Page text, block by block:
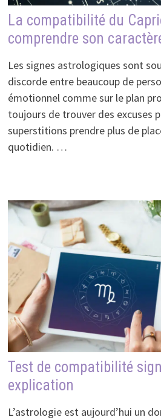
La compatibilité du
comprendre son
Les signes astrologiques sont
discorde entre beaucoup de
émotionnel comme sur le plan
toujours de trouver des excuses
superstitions prendre plus de
quotidien. …
Test de compatibilité
explication
L’astrologie est aujourd’hui un